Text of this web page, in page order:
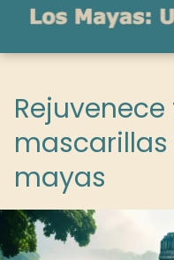
mayas